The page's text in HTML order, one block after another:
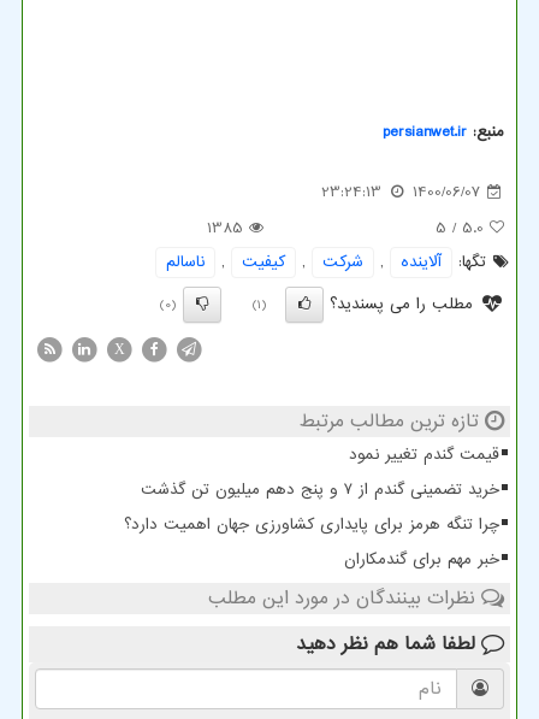
منبع: persianwet.ir
1400/06/07
23:24:13
5.0
/ 5
1385
تگها:
آلاینده , شركت , كیفیت ,
ناسالم
مطلب را می پسندید؟
(1)
(0)
X
تازه ترین مطالب مرتبط
قیمت گندم تغییر نمود
خرید تضمینی گندم از ۷ و پنج دهم میلیون تن گذشت
چرا تنگه هرمز برای پایداری کشاورزی جهان اهمیت دارد؟
خبر مهم برای گندمکاران
نظرات بینندگان در مورد این مطلب
لطفا شما هم نظر دهید